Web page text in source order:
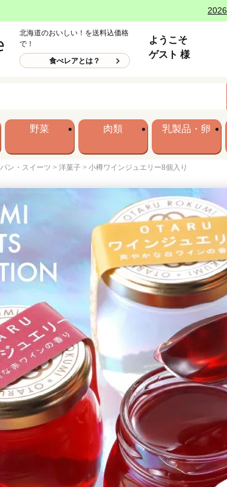
北海道のおいしい！を送料込価格
で！
食べレアとは？
ようこそ
ゲスト 様
野菜 肉類 乳製品・卵
パン・スイーツ 洋菓子 小樽ワインジュエリー8個入り